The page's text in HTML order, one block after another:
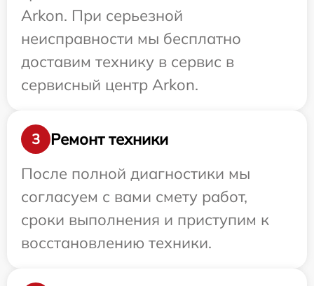
Arkon. При серьезной
неисправности мы бесплатно
доставим технику в сервис в
сервисный центр Arkon.
3
Ремонт техники
После полной диагностики мы
согласуем с вами смету работ,
сроки выполнения и приступим к
восстановлению техники.